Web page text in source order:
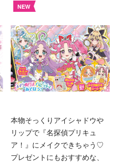
NEW
本物そっくりアイシャドウや
リップで『名探偵プリキュ
ア！』にメイクできちゃう♡
プレゼントにもおすすめな、